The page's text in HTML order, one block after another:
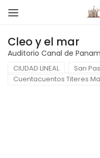
Cleo y el mar
Auditorio Canal de
CIUDAD LINEAL
San
Cuentacuentos Titeres